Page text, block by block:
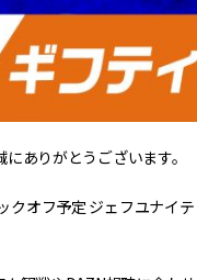
ありがとうございます。
オフ予定 ジェフユナイ